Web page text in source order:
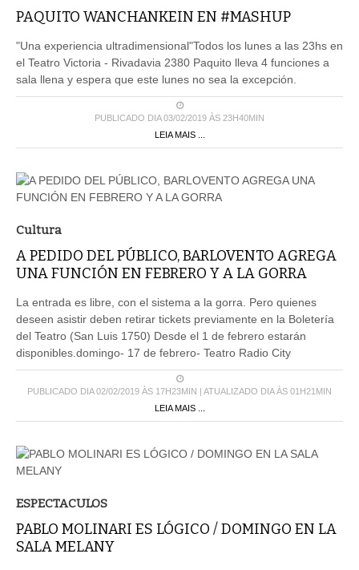
PAQUITO WANCHANKEIN EN #MASHUP
"Una experiencia ultradimensional"Todos los lunes a las 23hs en
el Teatro Victoria - Rivadavia 2380 Paquito lleva 4 funciones a
sala llena y espera que este lunes no sea la excepción.
PUBLICADO DIA 03/02/2019 ÀS 23H40MIN
LEIA MAIS ...
Cultura
A PEDIDO DEL PÚBLICO, BARLOVENTO AGREGA
UNA FUNCIÓN EN FEBRERO Y A LA GORRA
La entrada es libre, con el sistema a la gorra. Pero quienes
deseen asistir deben retirar tickets previamente en la Boletería
del Teatro (San Luis 1750) Desde el 1 de febrero estarán
disponibles.domingo- 17 de febrero- Teatro Radio City
PUBLICADO DIA 02/02/2019 ÀS 17H23MIN | ATUALIZADO DIA ÀS 01H21MIN
LEIA MAIS ...
ESPECTACULOS
PABLO MOLINARI ES LÓGICO / DOMINGO EN LA
SALA MELANY